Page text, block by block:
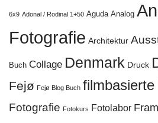
6x9 Adonal / Rodinal 1+50 Aguda Analog
Fotografie Architektur
Buch Collage Denmark Druck
Fejø Fejø Blog Buch
Fotografie Fotokurs Fotolabor